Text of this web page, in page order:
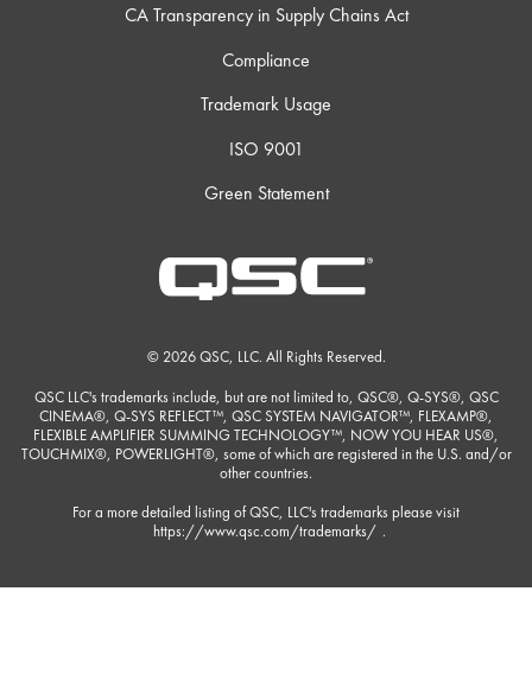
CA Transparency in Supply Chains Act
Compliance
Trademark Usage
ISO 9001
Green Statement
© 2026 QSC, LLC. All Rights Reserved.
QSC LLC's trademarks include, but are not limited to, QSC®, Q-SYS®, QSC
CINEMA®, Q-SYS REFLECT™, QSC SYSTEM NAVIGATOR™, FLEXAMP®,
FLEXIBLE AMPLIFIER SUMMING TECHNOLOGY™, NOW YOU HEAR US®,
TOUCHMIX®, POWERLIGHT®, some of which are registered in the U.S. and/or
other countries.
For a more detailed listing of QSC, LLC's trademarks please visit
https://www.qsc.com/trademarks/ .